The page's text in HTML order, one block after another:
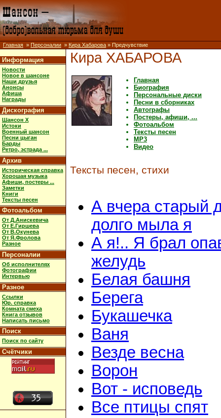
Главная » Персоналии » Кира Хабарова » Предчувствие
Информация
Новости
Новое в шансоне
Наши друзья
Анонсы
Афиша
Награды
Дискография
Шансон X
Истоки
Военный шансон
Песни цыган
Барды
Ретро, эстрада ...
Архив
Историческая справка
Хорошая музыка
Афиши, постеры ...
Заметки
Книги
Тексты песен
Фотоальбом
От Д.Анискевича
От Е.Гиршева
От В.Окунева
От Я.Фролова
Разное
Персоналии
Об исполнителях
Фотографии
Интервью
Разное
Ссылки
Юр. справка
Комната смеха
Книга отзывов
Написать письмо
Поиск
Поиск по сайту
Счётчики
Кира ХАБАРОВА
Главная
Биография
Персональные диски
Песни в сборниках
Автографы
Постеры, афиши, ...
Фотоальбом
Тексты песен
MP3
Видео
Тексты песен, стихи
А вчера старый
долго мыла я
А я!.. Я брал
желудь
Белая башня
Берега
Букашечка
Ваня
Везде весна
Ворон
Вот - исповедь
Все птицы спят